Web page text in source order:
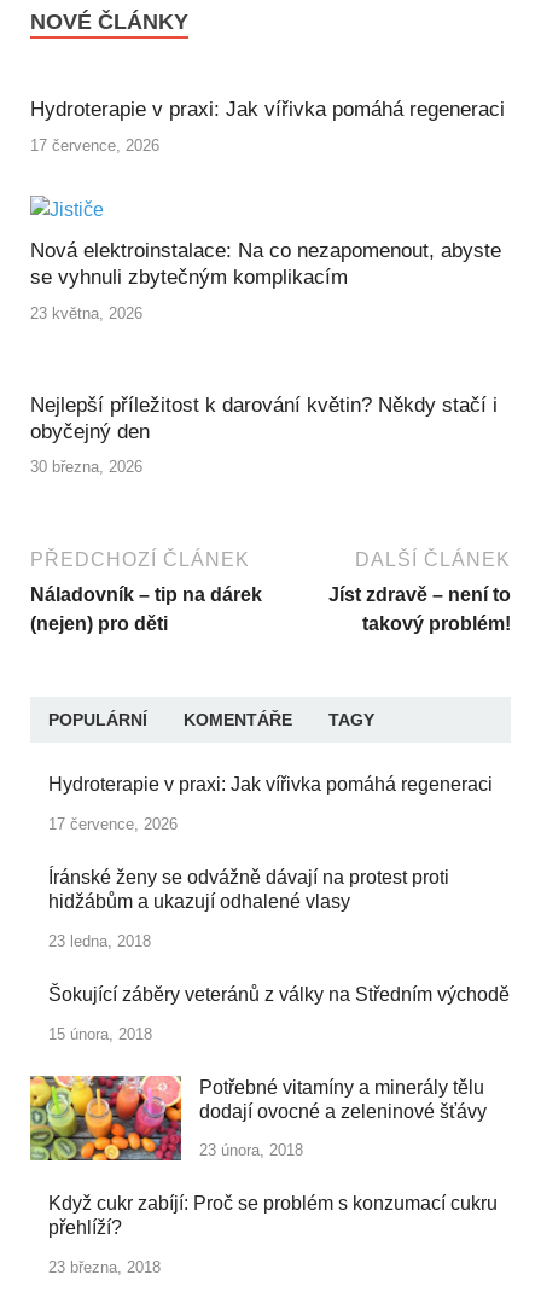
NOVÉ ČLÁNKY
Hydroterapie v praxi: Jak vířivka pomáhá regeneraci
17 července, 2026
Nová elektroinstalace: Na co nezapomenout, abyste
se vyhnuli zbytečným komplikacím
23 května, 2026
Nejlepší příležitost k darování květin? Někdy stačí i
obyčejný den
30 března, 2026
PŘEDCHOZÍ ČLÁNEK
Náladovník – tip na dárek
(nejen) pro děti
DALŠÍ ČLÁNEK
Jíst zdravě – není to
takový problém!
POPULÁRNÍ KOMENTÁŘE TAGY
Hydroterapie v praxi: Jak vířivka pomáhá regeneraci
17 července, 2026
Íránské ženy se odvážně dávají na protest proti
hidžábům a ukazují odhalené vlasy
23 ledna, 2018
Šokující záběry veteránů z války na Středním východě
15 února, 2018
Potřebné vitamíny a minerály tělu
dodají ovocné a zeleninové šťávy
23 února, 2018
Když cukr zabíjí: Proč se problém s konzumací cukru
přehlíží?
23 března, 2018